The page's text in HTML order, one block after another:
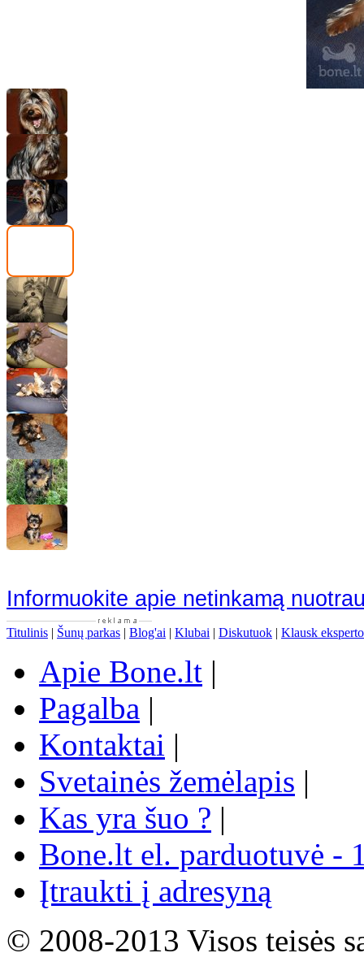
Informuokite apie netinkamą
Titulinis | Šunų parkas | Blog'ai | Klubai | Diskutuok | Klausk eksperto
Apie Bone.lt |
Pagalba |
Kontaktai |
Svetainės žemėlapis |
Kas yra šuo ? |
Bone.lt el. parduotuvė -
Įtraukti į adresyną
© 2008-2013 Visos teisės